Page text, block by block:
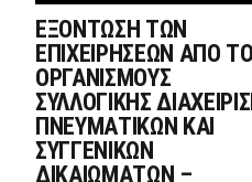
ΩΡΑΡΊΟΥ
ΛΕΙΤΟΥΡΓΊΑΣ
ΚΑΤΑΣΤΗΜΆΤΩΝ
ΕΣΤΊΑΣΗΣ
ΔΙΑΣΚΈΔΑΣΗΣ
ΕΞΟΝΤΩΣΗ ΤΩΝ
ΕΠΙΧΕΙΡΗΣΕΩΝ ΑΠΟ
ΟΡΓΑΝΙΣΜΟΥΣ
ΣΥΛΛΟΓΙΚΗΣ
ΠΝΕΥΜΑΤΙΚΩΝ ΚΑΙ
ΣΥΓΓΕΝΙΚΩΝ
ΔΙΚΑΙΩΜΑΤΩΝ –